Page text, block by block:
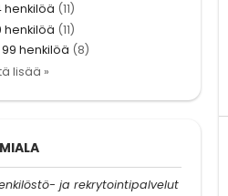
henkilöä (11)
henkilöä (11)
henkilöä (8)
lisää »
ja rekrytointipalvelut